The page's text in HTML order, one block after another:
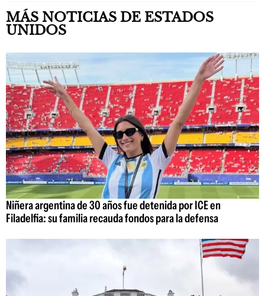
MÁS NOTICIAS DE ESTADOS
UNIDOS
Niñera argentina de 30 años fue detenida por ICE en
Filadelfia: su familia recauda fondos para la defensa